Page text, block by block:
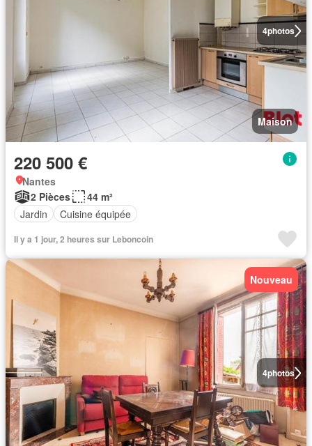
4photos
Maison
220 500 €
Nantes
2 Pièces
44 m²
Jardin
Cuisine équipée
Il y a 1 jour, 2 heures sur Leboncoin
4photos
Nouveau